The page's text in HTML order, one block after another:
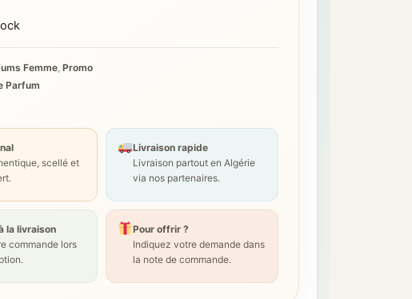
Femme, Promo
Parfum
scellé et
Livraison rapide
Livraison partout en Algérie
via nos partenaires.
la livraison
commande lors
Pour offrir ?
Indiquez votre demande dans
la note de commande.